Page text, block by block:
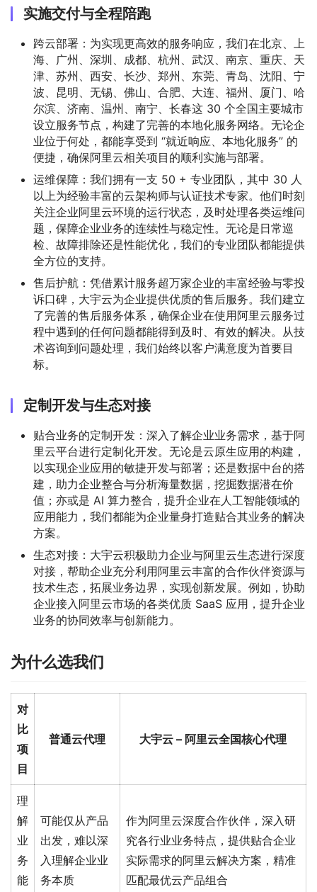
实施交付与全程陪跑
跨云部署：为实现更高效的服务响应，我们在北京、上
海、广州、深圳、成都、杭州、武汉、南京、重庆、天
津、苏州、西安、长沙、郑州、东莞、青岛、沈阳、宁
波、昆明、无锡、佛山、合肥、大连、福州、厦门、哈
尔滨、济南、温州、南宁、长春这 30 个全国主要城市
设立服务节点，构建了完善的本地化服务网络。无论企
业位于何处，都能享受到 “就近响应、本地化服务” 的
便捷，确保阿里云相关项目的顺利实施与部署。
运维保障：我们拥有一支 50 + 专业团队，其中 30 人
以上为经验丰富的云架构师与认证技术专家。他们时刻
关注企业阿里云环境的运行状态，及时处理各类运维问
题，保障企业业务的连续性与稳定性。无论是日常巡
检、故障排除还是性能优化，我们的专业团队都能提供
全方位的支持。
售后护航：凭借累计服务超万家企业的丰富经验与零投
诉口碑，大宇云为企业提供优质的售后服务。我们建立
了完善的售后服务体系，确保企业在使用阿里云服务过
程中遇到的任何问题都能得到及时、有效的解决。从技
术咨询到问题处理，我们始终以客户满意度为首要目
标。
定制开发与生态对接
贴合业务的定制开发：深入了解企业业务需求，基于阿
里云平台进行定制化开发。无论是云原生应用的构建，
以实现企业应用的敏捷开发与部署；还是数据中台的搭
建，助力企业整合与分析海量数据，挖掘数据潜在价
值；亦或是 AI 算力整合，提升企业在人工智能领域的
应用能力，我们都能为企业量身打造贴合其业务的解决
方案。
生态对接：大宇云积极助力企业与阿里云生态进行深度
对接，帮助企业充分利用阿里云丰富的合作伙伴资源与
技术生态，拓展业务边界，实现创新发展。例如，协助
企业接入阿里云市场的各类优质 SaaS 应用，提升企业
业务的协同效率与创新能力。
为什么选我们
对
比
项
目
普通云代理 大宇云 – 阿里云全国核心代理
理
解
业
务
能
可能仅从产品
出发，难以深
入理解企业业
务本质
作为阿里云深度合作伙伴，深入研
究各行业业务特点，提供贴合企业
实际需求的阿里云解决方案，精准
匹配最优云产品组合